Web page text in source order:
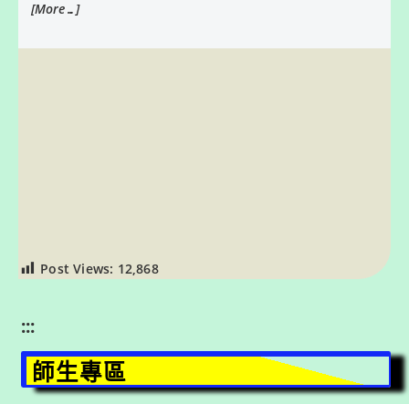
[More…]
Post Views: 12,868
:::
師生專區